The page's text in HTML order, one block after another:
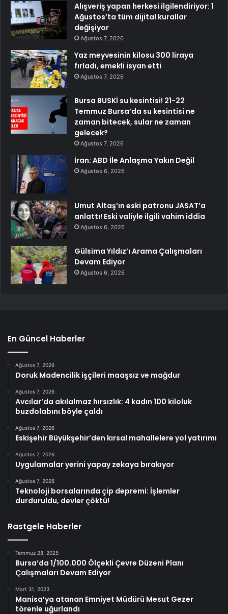
Alışveriş yapan herkesi ilgilendiriyor: 1
Ağustos’ta tüm dijital kurallar
değişiyor
Ağustos 7, 2026
Yaz meyvesinin kilosu 300 liraya
fırladı, emekli isyan etti
Ağustos 7, 2026
Bursa BUSKİ su kesintisi! 21-22
Temmuz Bursa’da su kesintisi ne
zaman bitecek, sular ne zaman
gelecek?
Ağustos 7, 2026
İran: ABD İle Anlaşma Yakın Değil
Ağustos 6, 2026
Umut Altaş’ın eski patronu JASAT’a
anlattı! Eski valiyle ilgili vahim iddia
Ağustos 6, 2026
Gülsima Yıldız’ı Arama Çalışmaları
Devam Ediyor
Ağustos 6, 2026
En Güncel Haberler
Ağustos 7, 2026
Doruk Madencilik işçileri maaşsız ve mağdur
Ağustos 7, 2026
Avcılar’da akılalmaz hırsızlık: 4 kadın 100 kiloluk
buzdolabını böyle çaldı
Ağustos 7, 2026
Eskişehir Büyükşehir’den kırsal mahallelere yol yatırımı
Ağustos 7, 2026
Uygulamalar yerini yapay zekaya bırakıyor
Ağustos 7, 2026
Teknoloji borsalarında çip depremi: İşlemler
durduruldu, devler çöktü!
Rastgele Haberler
Temmuz 28, 2025
Bursa’da 1/100.000 Ölçekli Çevre Düzeni Planı
Çalışmaları Devam Ediyor
Mart 31, 2023
Manisa’ya atanan Emniyet Müdürü Mesut Gezer
törenle uğurlandı